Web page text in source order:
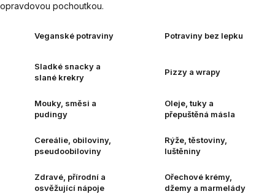
opravdovou pochoutkou.
Veganské potraviny Potraviny bez lepku
Sladké snacky a
slané krekry
Pizzy a wrapy
Mouky, směsi a
pudingy
Oleje, tuky a
přepuštěná másla
Cereálie, obiloviny,
pseudoobiloviny
Rýže, těstoviny,
luštěniny
Zdravé, přírodní a
osvěžující nápoje
Ořechové krémy,
džemy a marmelády